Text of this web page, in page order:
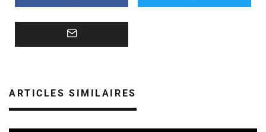
ARTICLES SIMILAIRES